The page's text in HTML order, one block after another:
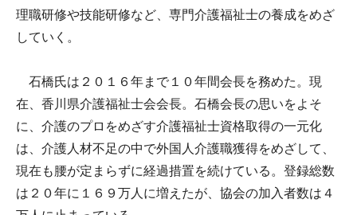
理職研修や技能研修など、専門介護福祉士の養成をめざ
していく。
石橋氏は２０１６年まで１０年間会長を務めた。現
在、香川県介護福祉士会会長。石橋会長の思いをよそ
に、介護のプロをめざす介護福祉士資格取得の一元化
は、介護人材不足の中で外国人介護職獲得をめざして、
現在も腰が定まらずに経過措置を続けている。登録総数
は２０年に１６９万人に増えたが、協会の加入者数は４